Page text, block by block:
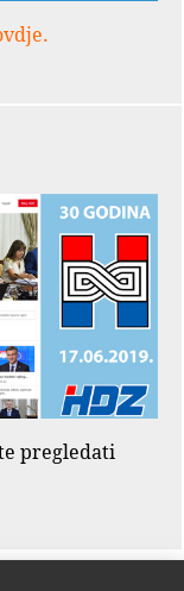
pregledati